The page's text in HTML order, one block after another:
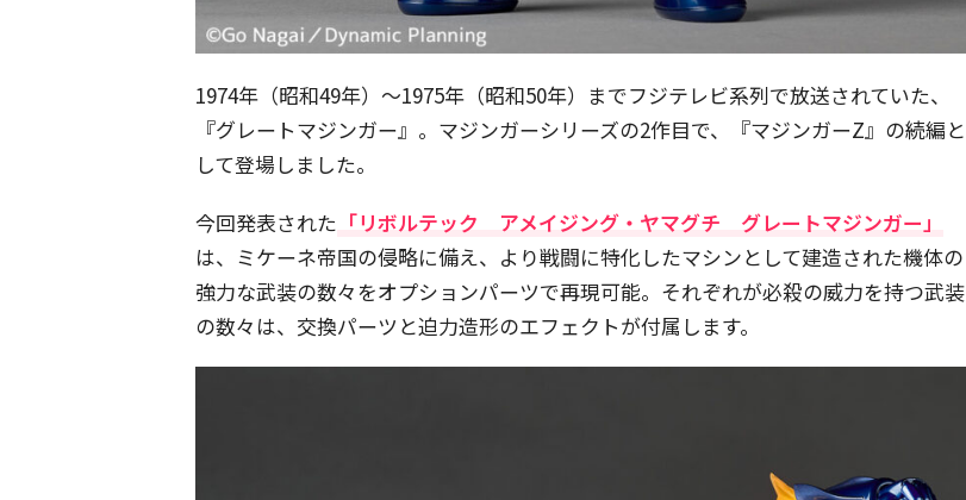
1974年（昭和49年）〜1975年（昭和50年）までフジテレビ系列で放送されていた、
『グレートマジンガー』。マジンガーシリーズの2作目で、『マジンガーZ』の続編と
して登場しました。
今回発表された 「リボルテック アメイジング・ヤマグチ グレートマジンガー」
は、ミケーネ帝国の侵略に備え、より戦闘に特化したマシンとして建造された機体の
強力な武装の数々をオプションパーツで再現可能。それぞれが必殺の威力を持つ武装
の数々は、交換パーツと迫力造形のエフェクトが付属します。